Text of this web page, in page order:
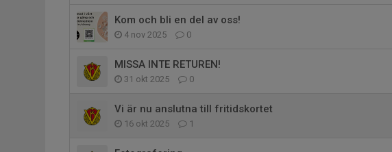
Kom och bli en del av oss!
4 nov 2025 0
MISSA INTE RETUREN!
31 okt 2025 0
Vi är nu anslutna till fritidskortet
16 okt 2025 1